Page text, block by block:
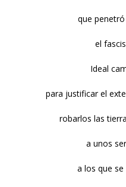
que
el
Ideal
para justificar el
robarlos las
a unos
a los que